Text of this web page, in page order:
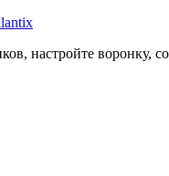
настройте воронку,